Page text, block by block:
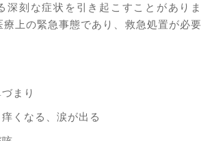
深刻な症状を引き起こすことがありま
上の緊急事態であり、救急処置が必要
まり
くなる、涙が出る